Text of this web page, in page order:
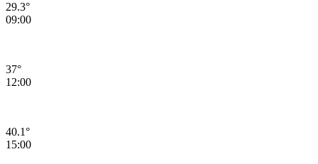
29.3°
09:00
37°
12:00
40.1°
15:00